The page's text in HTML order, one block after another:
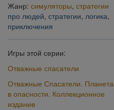
Жанр: симуляторы, стратегии
про людей, стратегии, логика,
приключения
Игры этой серии:
Отважные спасатели
Отважные Спасатели. Планета
в опасности. Коллекционное
издание